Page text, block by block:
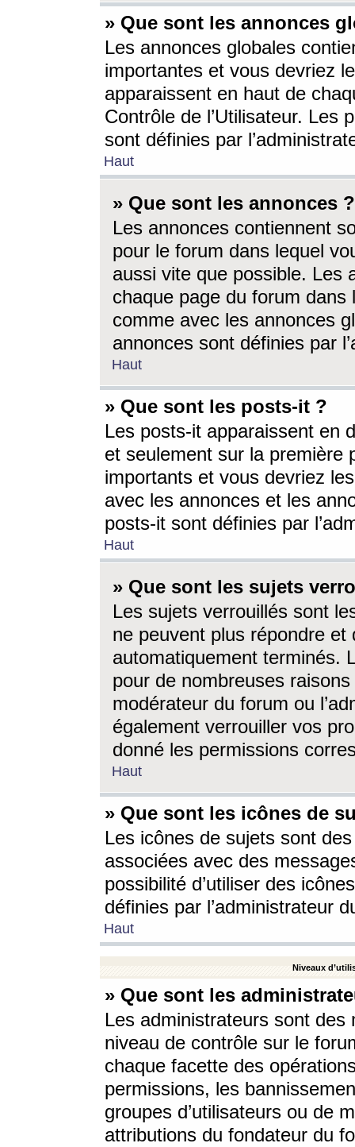
» Que sont les annonces
Les annonces globales
importantes et vous devriez
apparaissent en haut de
Contrôle de l’Utilisateur. Les
sont définies par
Haut
» Que sont les annonces ?
Les annonces contiennent
pour le forum dans lequel
aussi vite que possible. Les
chaque page du forum dans
comme avec les annonces
annonces sont définies par
Haut
» Que sont les posts-it ?
Les posts-it apparaissent en
et seulement sur la première
importants et vous devriez
avec les annonces et les
posts-it sont définies par
Haut
» Que sont les sujets
Les sujets verrouillés sont
ne peuvent plus répondre
automatiquement terminés.
pour de nombreuses
modérateur du forum ou
également verrouiller vos
donné les permissions
Haut
» Que sont les icônes de
Les icônes de sujets sont
associées avec des
possibilité d’utiliser des
définies par l’administrateur
Haut
Niveaux
» Que sont les
Les administrateurs sont
niveau de contrôle sur le
chaque facette des
permissions, les
groupes d’utilisateurs ou de
attributions du fondateur du